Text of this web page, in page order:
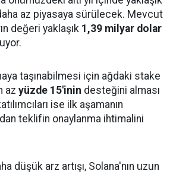
az piyasaya sürülecek. Mevcut
değeri yaklaşık 1,39 milyar dolar
taşınabilmesi için ağdaki stake
az yüzde 15'inin desteğini alması
ise ilk aşamanın
teklifin onaylanma ihtimalini
düşük arz artışı, Solana'nın uzun